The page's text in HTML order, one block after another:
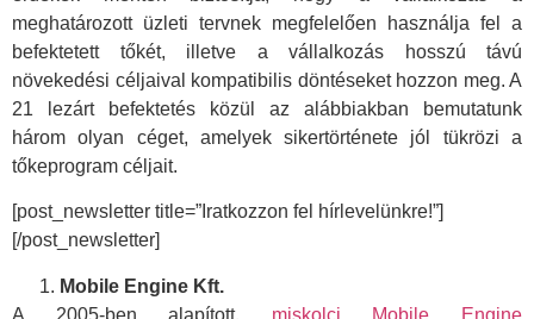
meghatározott üzleti tervnek megfelelően használja fel a
befektetett tőkét, illetve a vállalkozás hosszú távú
növekedési céljaival kompatibilis döntéseket hozzon meg. A
21 lezárt befektetés közül az alábbiakban bemutatunk
három olyan céget, amelyek sikertörténete jól tükrözi a
tőkeprogram céljait.
[post_newsletter title=”Iratkozzon fel hírlevelünkre!”]
[/post_newsletter]
Mobile Engine Kft.
A 2005-ben alapított, miskolci Mobile Engine